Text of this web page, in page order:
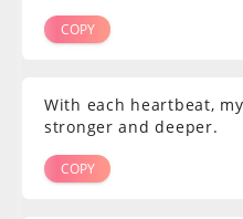
COPY
With each heartbeat,
stronger and deeper.
COPY